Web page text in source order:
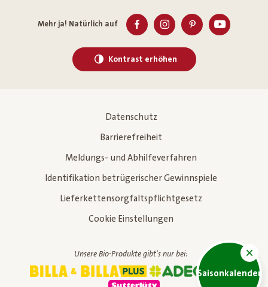
Saisonkalender
Mehr ja! Natürlich auf
Kontrast erhöhen
Datenschutz
Barrierefreiheit
Meldungs- und Abhilfeverfahren
Identifikation betrügerischer Gewinnspiele
Lieferkettensorgfaltspflichtgesetz
Cookie Einstellungen
Unsere Bio-Produkte gibt's nur bei: